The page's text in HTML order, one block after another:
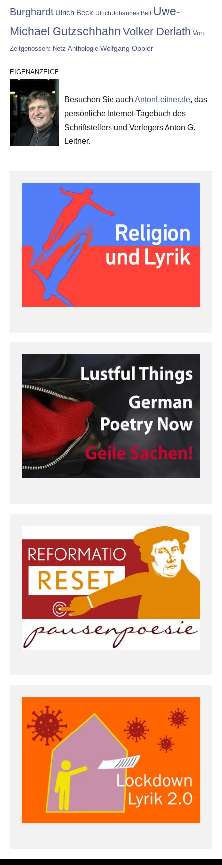
Burghardt Ulrich Beck Ulrich Johannes Beil Uwe-
Michael Gutzschhahn Volker Derlath Von
Zeitgenossen: Netz-Anthologie Wolfgang Oppler
EIGENANZEIGE
Besuchen Sie auch AntonLeitner.de, das
persönliche Internet-Tagebuch des
Schriftstellers und Verlegers Anton G.
Leitner.